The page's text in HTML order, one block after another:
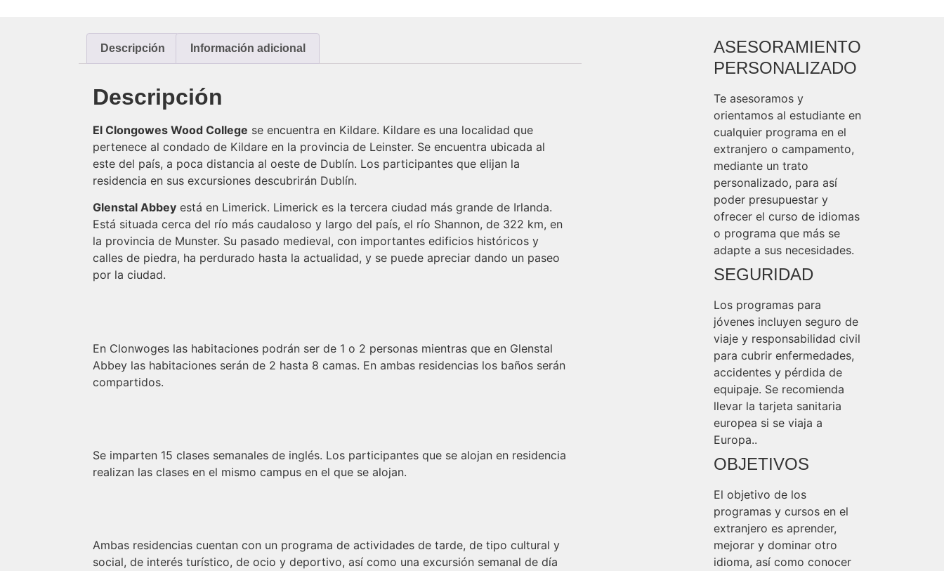
Descripción Información adicional
Descripción
El Clongowes Wood College se encuentra en Kildare. Kildare es una localidad que
pertenece al condado de Kildare en la provincia de Leinster. Se encuentra ubicada al
este del país, a poca distancia al oeste de Dublín. Los participantes que elijan la
residencia en sus excursiones descubrirán Dublín.
Glenstal Abbey está en Limerick. Limerick es la tercera ciudad más grande de Irlanda.
Está situada cerca del río más caudaloso y largo del país, el río Shannon, de 322 km, en
la provincia de Munster. Su pasado medieval, con importantes edificios históricos y
calles de piedra, ha perdurado hasta la actualidad, y se puede apreciar dando un paseo
por la ciudad.
En Clonwoges las habitaciones podrán ser de 1 o 2 personas mientras que en Glenstal
Abbey las habitaciones serán de 2 hasta 8 camas. En ambas residencias los baños serán
compartidos.
Se imparten 15 clases semanales de inglés. Los participantes que se alojan en residencia
realizan las clases en el mismo campus en el que se alojan.
Ambas residencias cuentan con un programa de actividades de tarde, de tipo cultural y
social, de interés turístico, de ocio y deportivo, así como una excursión semanal de día
ASESORAMIENTO
PERSONALIZADO
Te asesoramos y
orientamos al estudiante en
cualquier programa en el
extranjero o campamento,
mediante un trato
personalizado, para así
poder presupuestar y
ofrecer el curso de idiomas
o programa que más se
adapte a sus necesidades.
SEGURIDAD
Los programas para
jóvenes incluyen seguro de
viaje y responsabilidad civil
para cubrir enfermedades,
accidentes y pérdida de
equipaje. Se recomienda
llevar la tarjeta sanitaria
europea si se viaja a
Europa..
OBJETIVOS
El objetivo de los
programas y cursos en el
extranjero es aprender,
mejorar y dominar otro
idioma, así como conocer